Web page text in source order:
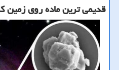
قدیمی ترین ماده روی